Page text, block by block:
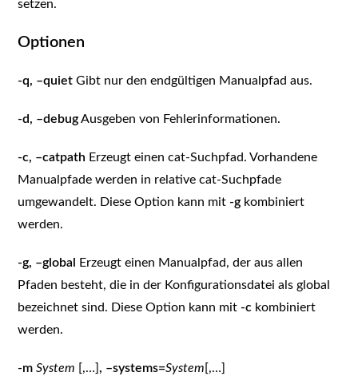
setzen.
Optionen
-q, –quiet Gibt nur den endgültigen Manualpfad aus.
-d, –debugAusgeben von Fehlerinformationen.
-c, –catpath Erzeugt einen cat-Suchpfad. Vorhandene
Manualpfade werden in relative cat-Suchpfade
umgewandelt. Diese Option kann mit -g kombiniert
werden.
-g, –global
Erzeugt einen Manualpfad, der aus allen
Pfaden besteht, die in der Konfigurationsdatei als global
bezeichnet sind. Diese Option kann mit -c kombiniert
werden.
-mSystem [,…], –systems=System [,…]